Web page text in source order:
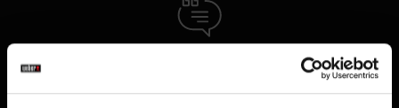
Ascolta cosa hanno da dire gli altri
appassionati di barbecue